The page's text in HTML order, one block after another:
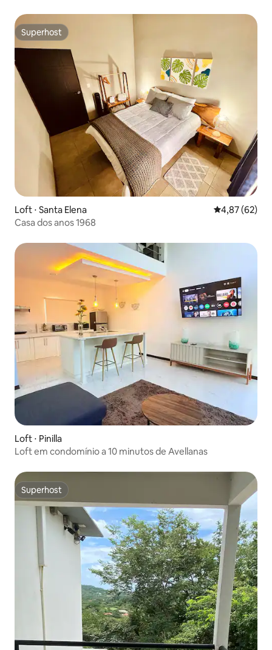
Superhost
Superhost
Loft ⋅ Santa Elena 4,87 de uma
4,87 (62)
Casa dos anos 1968
Loft ⋅ Pinilla
Loft em condomínio a 10 minutos de Avellanas
Superhost
Superhost